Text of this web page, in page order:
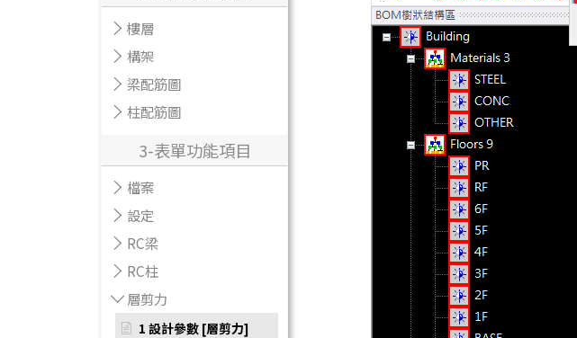
樓層
構架
梁配筋圖
柱配筋圖
3-表單功能項目
檔案
設定
RC梁
RC柱
層剪力
1 設計參數 [層剪力]